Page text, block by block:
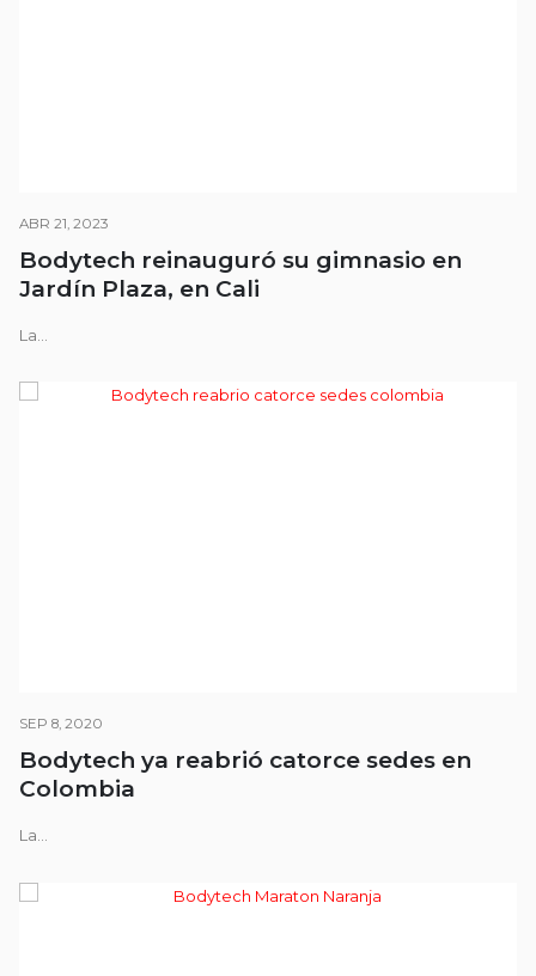
ABR 21, 2023
Bodytech reinauguró su gimnasio en
Jardín Plaza, en Cali
La...
SEP 8, 2020
Bodytech ya reabrió catorce sedes en
Colombia
La...